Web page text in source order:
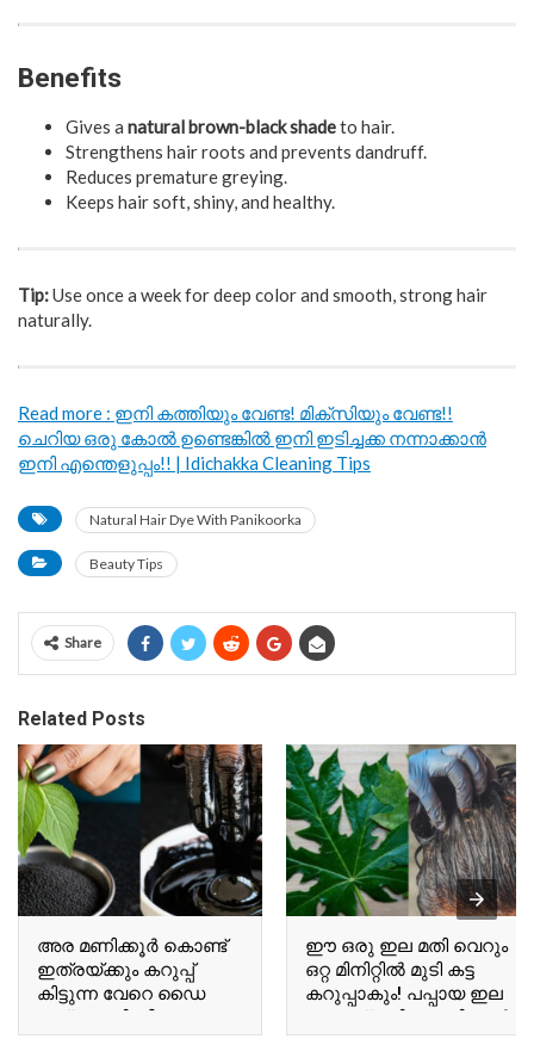
Benefits
Gives a natural brown-black shadeto hair.
Strengthens hair roots and prevents dandruff.
Reduces premature greying.
Keeps hair soft, shiny, and healthy.
Tip:Use once a week for deep color and smooth, strong hair
naturally.
Read more : ഇനി കത്തിയും വേണ്ട! മിക്സിയും വേണ്ട!!
ചെറിയ ഒരു കോൽ ഉണ്ടെങ്കിൽ ഇനി ഇടിച്ചക്ക നന്നാക്കാൻ
ഇനി എന്തെളുപ്പം!! | Idichakka Cleaning Tips
Natural Hair Dye With Panikoorka
Beauty Tips
Share
Related Posts
അര മണിക്കൂർ കൊണ്ട്
ഇത്രയ്ക്കും കറുപ്പ്
കിട്ടുന്ന വേറെ ഡൈ
ഇല്ല! കരിംജീരകവും
ഈ ഒരു ഇല മതി വെറും
ഒറ്റ മിനിറ്റിൽ മുടി കട്ട
കറുപ്പാകും! പപ്പായ ഇല
കൊണ്ട് മുടി കറുപ്പിച്ചാൽ